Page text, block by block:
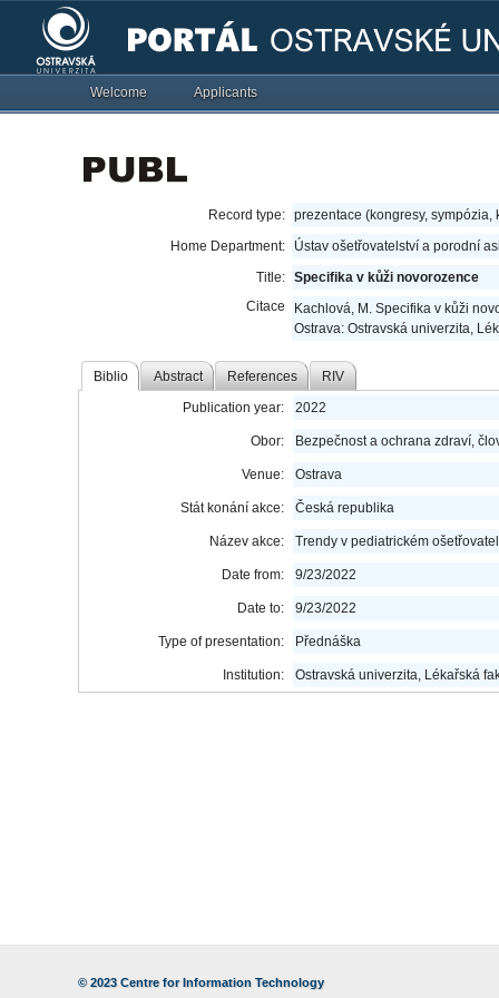
Welcome Applicants
Record type: prezentace (kongresy, sympózia,
Home Department:
Ústav ošetřovatelství a porodní
Title: Specifika v kůži novorozence
Citace
Kachlová, M. Specifika v kůži
Ostrava: Ostravská univerzita,
Biblio Abstract References RIV
Publication year: 2022
Obor: Bezpečnost a ochrana zdraví,
Venue: Ostrava
Stát konání akce: Česká republika
Název akce: Trendy v pediatrickém
Date from: 9/23/2022
Date to: 9/23/2022
Type of presentation: Přednáška
Institution: Ostravská univerzita, Lékařská
© 2023 Centre for Information Technology